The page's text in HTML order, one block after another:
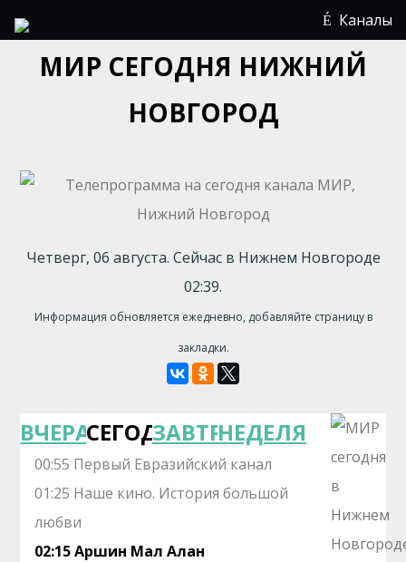
Каналы
МИР СЕГОДНЯ НИЖНИЙ
НОВГОРОД
Четверг, 06 августа. Сейчас в Нижнем Новгороде
02:39.
Информация обновляется ежедневно, добавляйте страницу в
закладки.
ВЧЕРАСЕГОДНЯЗАВТРАНЕДЕЛЯ
00:55 Первый Евразийский канал
01:25 Наше кино. Иcтоpия большой
любви
02:15 Аршин Мал Алан